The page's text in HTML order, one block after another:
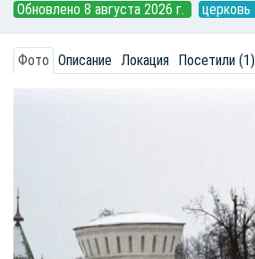
Обновлено 8 августа 2026 г.
церковь
Фото Описание Локация Посетили (1)